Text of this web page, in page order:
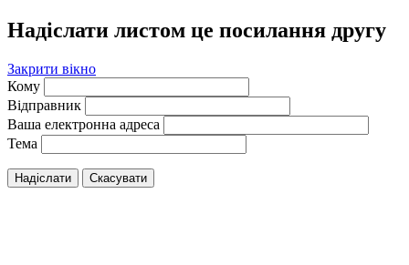
Надіслати листом це посилання другу
Закрити вікно
Кому
Відправник
Ваша електронна адреса
Тема
Надіслати Скасувати